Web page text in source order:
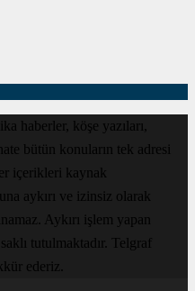
haberler, köşe yazıları,
bütün konuların tek adresi
içerikleri kaynak
aykırı ve izinsiz olarak
Aykırı işlem yapan
tutulmaktadır. Telgraf
ederiz.